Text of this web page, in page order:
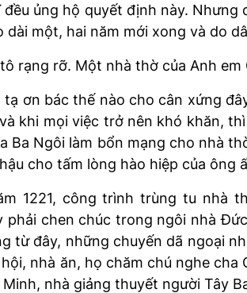
ủng hộ quyết định này.
dài một, hai năm mới xong và do
rạng rỡ. Một nhà thờ của Anh
tạ ơn bác thế nào cho cân xứng
khi mọi việc trở nên khó khăn,
Ba Ngôi làm bổn mạng cho nhà
cho tấm lòng hào hiệp của ông
1221, công trình trùng tu nhà
phải chen chúc trong ngôi nhà
từ đây, những chuyến dã ngoại
nhà ăn, họ chăm chú nghe
nhà giảng thuyết người Tây